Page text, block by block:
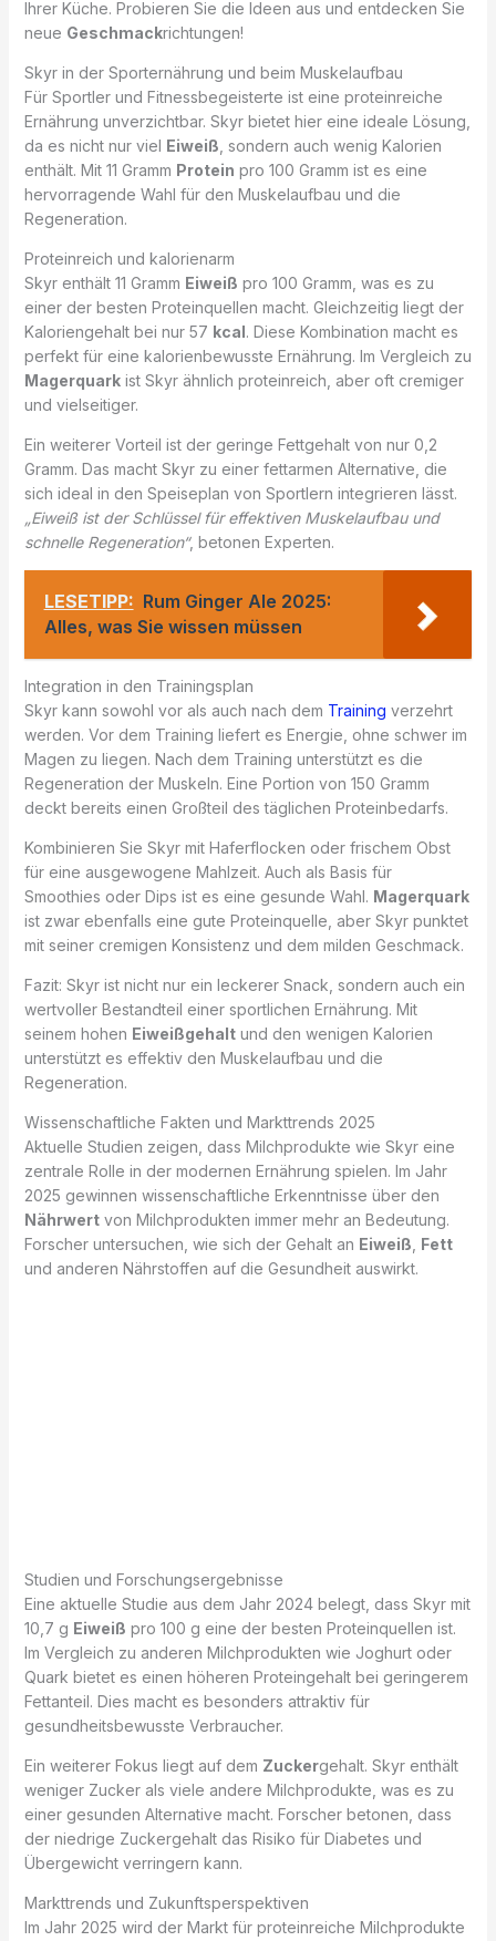
Ihrer Küche. Probieren Sie die Ideen aus und entdecken Sie
neue Geschmackrichtungen!
Skyr in der Sporternährung und beim Muskelaufbau
Für Sportler und Fitnessbegeisterte ist eine proteinreiche
Ernährung unverzichtbar. Skyr bietet hier eine ideale Lösung,
da es nicht nur viel Eiweiß , sondern auch wenig Kalorien
enthält. Mit 11 Gramm Protein pro 100 Gramm ist es eine
hervorragende Wahl für den Muskelaufbau und die
Regeneration.
Proteinreich und kalorienarm
Skyr enthält 11 Gramm Eiweiß pro 100 Gramm, was es zu
einer der besten Proteinquellen macht. Gleichzeitig liegt der
Kaloriengehalt bei nur 57 kcal. Diese Kombination macht es
perfekt für eine kalorienbewusste Ernährung. Im Vergleich zu
Magerquarkist Skyr ähnlich proteinreich, aber oft cremiger
und vielseitiger.
Ein weiterer Vorteil ist der geringe Fettgehalt von nur 0,2
Gramm. Das macht Skyr zu einer fettarmen Alternative, die
sich ideal in den Speiseplan von Sportlern integrieren lässt.
„Eiweiß ist der Schlüssel für effektiven Muskelaufbau und
schnelle Regeneration“, betonen Experten.
LESETIPP: Rum Ginger Ale 2025:
Alles, was Sie wissen müssen
Integration in den Trainingsplan
Skyr kann sowohl vor als auch nach dem Training verzehrt
werden. Vor dem Training liefert es Energie, ohne schwer im
Magen zu liegen. Nach dem Training unterstützt es die
Regeneration der Muskeln. Eine Portion von 150 Gramm
deckt bereits einen Großteil des täglichen Proteinbedarfs.
Kombinieren Sie Skyr mit Haferflocken oder frischem Obst
für eine ausgewogene Mahlzeit. Auch als Basis für
Smoothies oder Dips ist es eine gesunde Wahl. Magerquark
ist zwar ebenfalls eine gute Proteinquelle, aber Skyr punktet
mit seiner cremigen Konsistenz und dem milden Geschmack.
Fazit: Skyr ist nicht nur ein leckerer Snack, sondern auch ein
wertvoller Bestandteil einer sportlichen Ernährung. Mit
seinem hohen Eiweißgehaltund den wenigen Kalorien
unterstützt es effektiv den Muskelaufbau und die
Regeneration.
Wissenschaftliche Fakten und Markttrends 2025
Aktuelle Studien zeigen, dass Milchprodukte wie Skyr eine
zentrale Rolle in der modernen Ernährung spielen. Im Jahr
2025 gewinnen wissenschaftliche Erkenntnisse über den
Nährwertvon Milchprodukten immer mehr an Bedeutung.
Forscher untersuchen, wie sich der Gehalt an Eiweiß Fett
und anderen Nährstoffen auf die Gesundheit auswirkt.
Studien und Forschungsergebnisse
Eine aktuelle Studie aus dem Jahr 2024 belegt, dass Skyr mit
10,7 g Eiweiß pro 100 g eine der besten Proteinquellen ist.
Im Vergleich zu anderen Milchprodukten wie Joghurt oder
Quark bietet es einen höheren Proteingehalt bei geringerem
Fettanteil. Dies macht es besonders attraktiv für
gesundheitsbewusste Verbraucher.
Ein weiterer Fokus liegt auf dem Zuckergehalt. Skyr enthält
weniger Zucker als viele andere Milchprodukte, was es zu
einer gesunden Alternative macht. Forscher betonen, dass
der niedrige Zuckergehalt das Risiko für Diabetes und
Übergewicht verringern kann.
Markttrends und Zukunftsperspektiven
Im Jahr 2025 wird der Markt für proteinreiche Milchprodukte